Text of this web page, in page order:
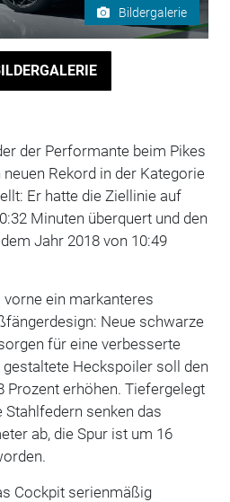
Bildergalerie
der Performante beim Pikes
neuen Rekord in der Kategorie
Er hatte die Ziellinie auf
Minuten überquert und den
Jahr 2018 von 10:49
ein markanteres
Neue schwarze
für eine verbesserte
Heckspoiler soll den
Prozent erhöhen. Tiefergelegt
Stahlfedern senken das
ab, die Spur ist um 16
Cockpit serienmäßig